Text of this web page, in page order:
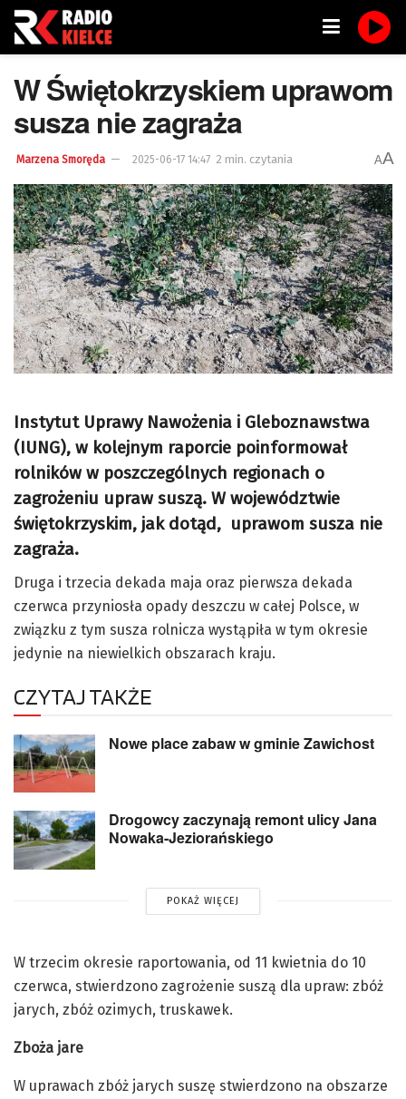
W Świętokrzyskiem uprawom
susza nie zagraża
Marzena Smoręda 2025-06-17 14:47 2 min. czytania AA
Instytut Uprawy Nawożenia i Gleboznawstwa
(IUNG), w kolejnym raporcie poinformował
rolników w poszczególnych regionach o
zagrożeniu upraw suszą. W województwie
świętokrzyskim, jak dotąd, uprawom susza nie
zagraża.
Druga i trzecia dekada maja oraz pierwsza dekada
czerwca przyniosła opady deszczu w całej Polsce, w
związku z tym susza rolnicza wystąpiła w tym okresie
jedynie na niewielkich obszarach kraju.
CZYTAJ TAKŻE
Nowe place zabaw w gminie Zawichost
Drogowcy zaczynają remont ulicy Jana
Nowaka-Jeziorańskiego
POKAŻ WIĘCEJ
W trzecim okresie raportowania, od 11 kwietnia do 10
czerwca, stwierdzono zagrożenie suszą dla upraw: zbóż
jarych, zbóż ozimych, truskawek.
Zboża jare
W uprawach zbóż jarych suszę stwierdzono na obszarze